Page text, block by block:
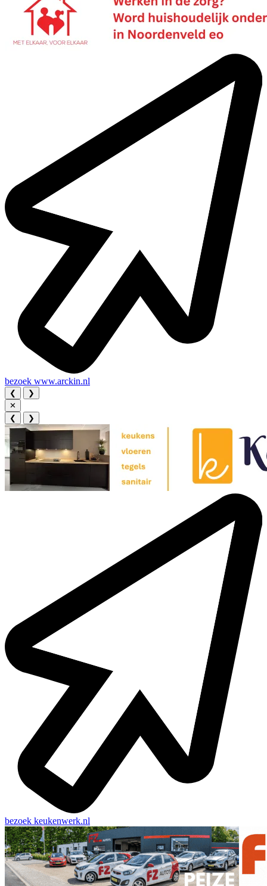
bezoek www.arckin.nl
❮
❯
✕
❮
❯
bezoek keukenwerk.nl